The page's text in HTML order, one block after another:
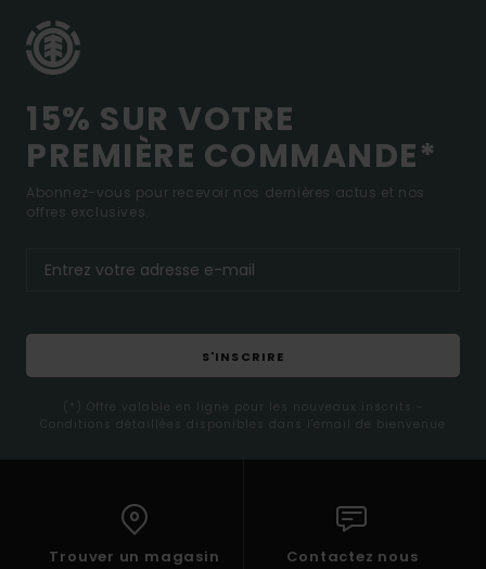
15% SUR VOTRE
PREMIÈRE COMMANDE*
Abonnez-vous pour recevoir nos dernières actus et nos
offres exclusives.
S'INSCRIRE
(*) Offre valable en ligne pour les nouveaux inscrits -
Conditions détaillées disponibles dans l'email de bienvenue
Trouver un magasin Contactez nous